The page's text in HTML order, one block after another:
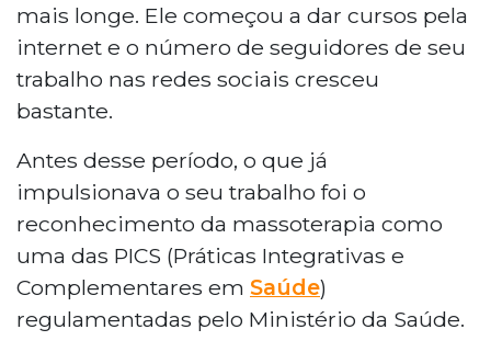
mais longe. Ele começou a dar cursos pela
internet e o número de seguidores de seu
trabalho nas redes sociais cresceu
bastante.
Antes desse período, o que já
impulsionava o seu trabalho foi o
reconhecimento da massoterapia como
uma das PICS (Práticas Integrativas e
Complementares em Saúde)
regulamentadas pelo Ministério da Saúde.